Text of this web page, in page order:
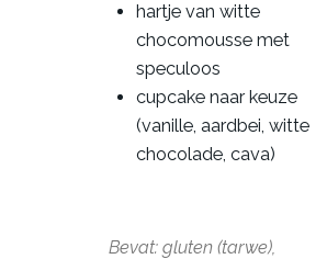
hartje van witte
chocomousse met
speculoos
cupcake naar keuze
(vanille, aardbei, witte
chocolade, cava)
Bevat: gluten (tarwe),